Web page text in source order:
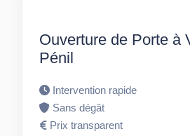
Ouverture de Porte à
Pénil
Intervention rapide
Sans dégât
Prix transparent